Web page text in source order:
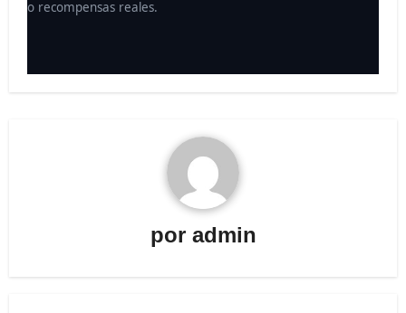
o recompensas reales.
por admin